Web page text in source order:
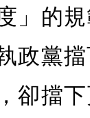
」的
政黨
卻擋